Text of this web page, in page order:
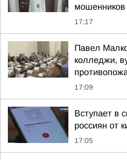
мошенников
17:17
Павел
колледжи,
17:09
Вступает в
россиян от
17:05